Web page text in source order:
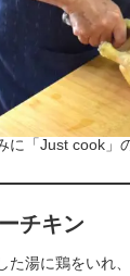
に「Just cook」
チキン
た湯に鶏をいれ